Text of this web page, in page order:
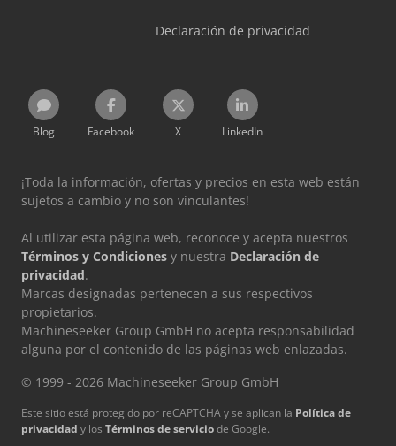
Declaración de privacidad
Blog Facebook X LinkedIn
¡Toda la información, ofertas y precios en esta web están
sujetos a cambio y no son vinculantes!
Al utilizar esta página web, reconoce y acepta nuestros
Términos y Condiciones y nuestra Declaración de
privacidad.
Marcas designadas pertenecen a sus respectivos
propietarios.
Machineseeker Group GmbH no acepta responsabilidad
alguna por el contenido de las páginas web enlazadas.
© 1999 - 2026 Machineseeker Group GmbH
Este sitio está protegido por reCAPTCHA y se aplican la Política de
privacidad y los Términos de serviciode Google.